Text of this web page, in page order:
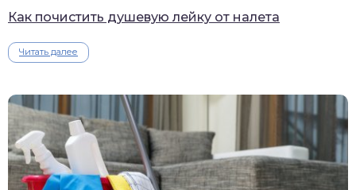
Как почистить душевую лейку от налета
Читать далее